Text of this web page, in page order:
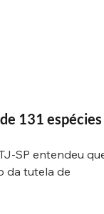
131 espécies
SP entendeu
da tutela de